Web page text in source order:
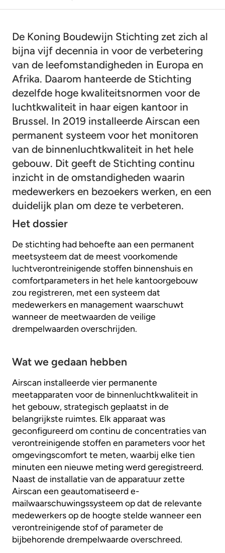
De Koning Boudewijn Stichting zet zich al
bijna vijf decennia in voor de verbetering
van de leefomstandigheden in Europa en
Afrika. Daarom hanteerde de Stichting
dezelfde hoge kwaliteitsnormen voor de
luchtkwaliteit in haar eigen kantoor in
Brussel. In 2019 installeerde Airscan een
permanent systeem voor het monitoren
van de binnenluchtkwaliteit in het hele
gebouw. Dit geeft de Stichting continu
inzicht in de omstandigheden waarin
medewerkers en bezoekers werken, en een
duidelijk plan om deze te verbeteren.
Het dossier
De stichting had behoefte aan een permanent
meetsysteem dat de meest voorkomende
luchtverontreinigende stoffen binnenshuis en
comfortparameters in het hele kantoorgebouw
zou registreren, met een systeem dat
medewerkers en management waarschuwt
wanneer de meetwaarden de veilige
drempelwaarden overschrijden.
Wat we gedaan hebben
Airscan installeerde vier permanente
meetapparaten voor de binnenluchtkwaliteit in
het gebouw, strategisch geplaatst in de
belangrijkste ruimtes. Elk apparaat was
geconfigureerd om continu de concentraties van
verontreinigende stoffen en parameters voor het
omgevingscomfort te meten, waarbij elke tien
minuten een nieuwe meting werd geregistreerd.
Naast de installatie van de apparatuur zette
Airscan een geautomatiseerd e-
mailwaarschuwingssysteem op dat de relevante
medewerkers op de hoogte stelde wanneer een
verontreinigende stof of parameter de
bijbehorende drempelwaarde overschreed.